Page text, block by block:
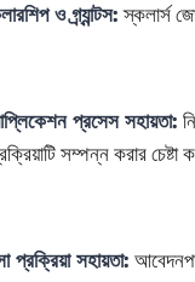
ও গ্র্যান্টস:স্কলার্স
প্রসেস সহায়তা:
সম্পন্ন করার চেষ্টা
প্রক্রিয়া সহায়তা: